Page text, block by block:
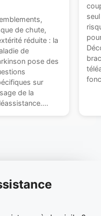
de chute,
réduite : la
de
pose des
sur
de la